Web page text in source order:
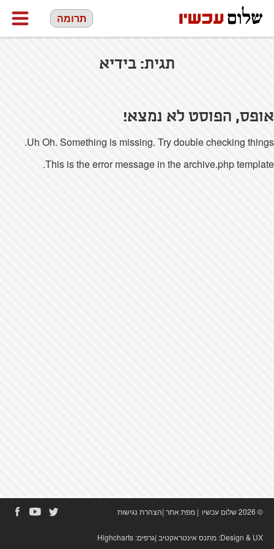
תרומה
תגית: בידיא
אופס, הפוסט לא נמצא!
Uh Oh. Something is missing. Try double checking things.
This is the error message in the archive.php template.
© 2026 שלום עכשיו | מפת אתר|הצהרת נגישות
Design & UX: מתנס אינטראקטיב|גרפים: Highcharts